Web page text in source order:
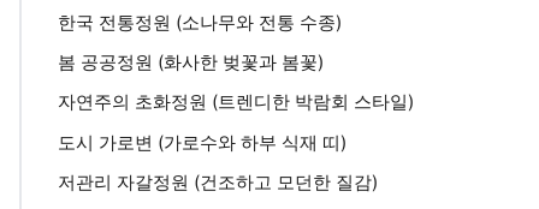
한국 전통정원 (소나무와 전통 수종)
봄 공공정원 (화사한 벚꽃과 봄꽃)
자연주의 초화정원 (트렌디한 박람회 스타일)
도시 가로변 (가로수와 하부 식재 띠)
저관리 자갈정원 (건조하고 모던한 질감)